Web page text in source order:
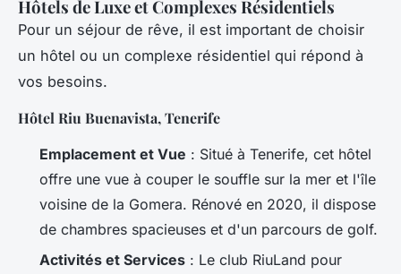
Hôtels de Luxe et Complexes Résidentiels
Pour un séjour de rêve, il est important de choisir
un hôtel ou un complexe résidentiel qui répond à
vos besoins.
Hôtel Riu Buenavista, Tenerife
Emplacement et Vue : Situé à Tenerife, cet hôtel
offre une vue à couper le souffle sur la mer et l'île
voisine de la Gomera. Rénové en 2020, il dispose
de chambres spacieuses et d'un parcours de golf.
Activités et Services : Le club RiuLand pour